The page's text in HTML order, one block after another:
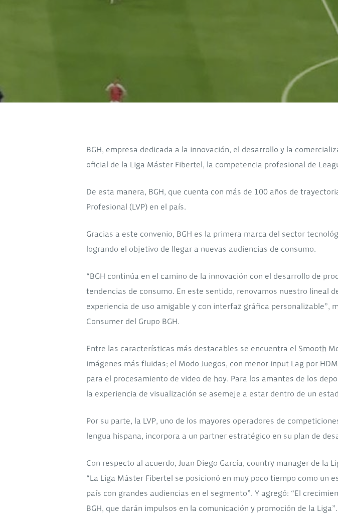
BGH, empresa dedicada a la innovación, el desarrollo y la
oficial de la Liga Máster Fibertel, la competencia profesional de
De esta manera, BGH, que cuenta con más de 100 años de
Profesional (LVP) en el país.
Gracias a este convenio, BGH es la primera marca del sector
logrando el objetivo de llegar a nuevas audiencias de consumo.
“BGH continúa en el camino de la innovación con el desarrollo de
tendencias de consumo. En este sentido, renovamos nuestro lineal
experiencia de uso amigable y con interfaz gráfica personalizable”,
Consumer del Grupo BGH.
Entre las características más destacables se encuentra el Smooth
imágenes más fluidas; el Modo Juegos, con menor input Lag por
para el procesamiento de video de hoy. Para los amantes de los
la experiencia de visualización se asemeje a estar dentro de un
Por su parte, la LVP, uno de los mayores operadores de
lengua hispana, incorpora a un partner estratégico en su plan de
Con respecto al acuerdo, Juan Diego García, country manager de la
“La Liga Máster Fibertel se posicionó en muy poco tiempo como un
país con grandes audiencias en el segmento”. Y agregó: “El
BGH, que darán impulsos en la comunicación y promoción de la Liga”.